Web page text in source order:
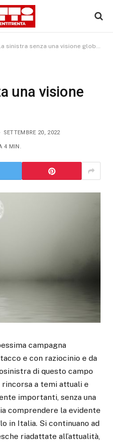
sinistra senza una visione globale
una visione
SETTEMBRE 20, 2022
4 MIN.
campagna
e con raziocinio e da
di questo campo
rincorsa a temi attuali e
importanti, senza una
comprendere la evidente
in Italia. Si continuano ad
riadattate all’attualità,